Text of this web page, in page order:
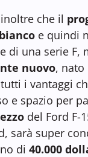
che il
e quindi
di una serie F,
nuovo, nato
i vantaggi
e spazio per
del Ford F-
sarà super
di 40.000